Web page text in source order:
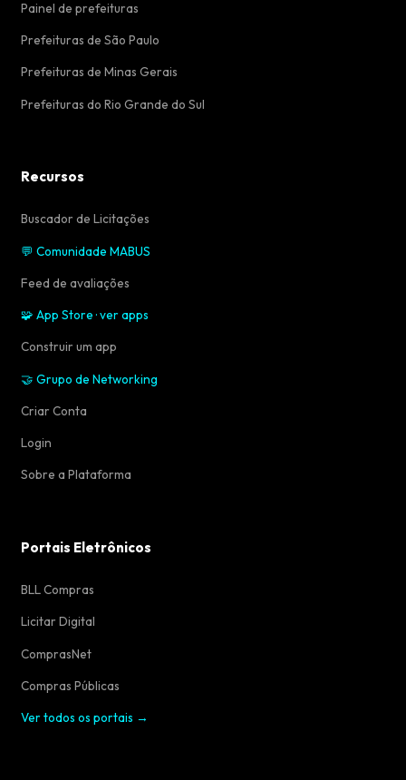
Painel de prefeituras
Prefeituras de São Paulo
Prefeituras de Minas Gerais
Prefeituras do Rio Grande do Sul
Recursos
Buscador de Licitações
💬 Comunidade MABUS
Feed de avaliações
🧩 App Store · ver apps
Construir um app
🤝 Grupo de Networking
Criar Conta
Login
Sobre a Plataforma
Portais Eletrônicos
BLL Compras
Licitar Digital
ComprasNet
Compras Públicas
Ver todos os portais →